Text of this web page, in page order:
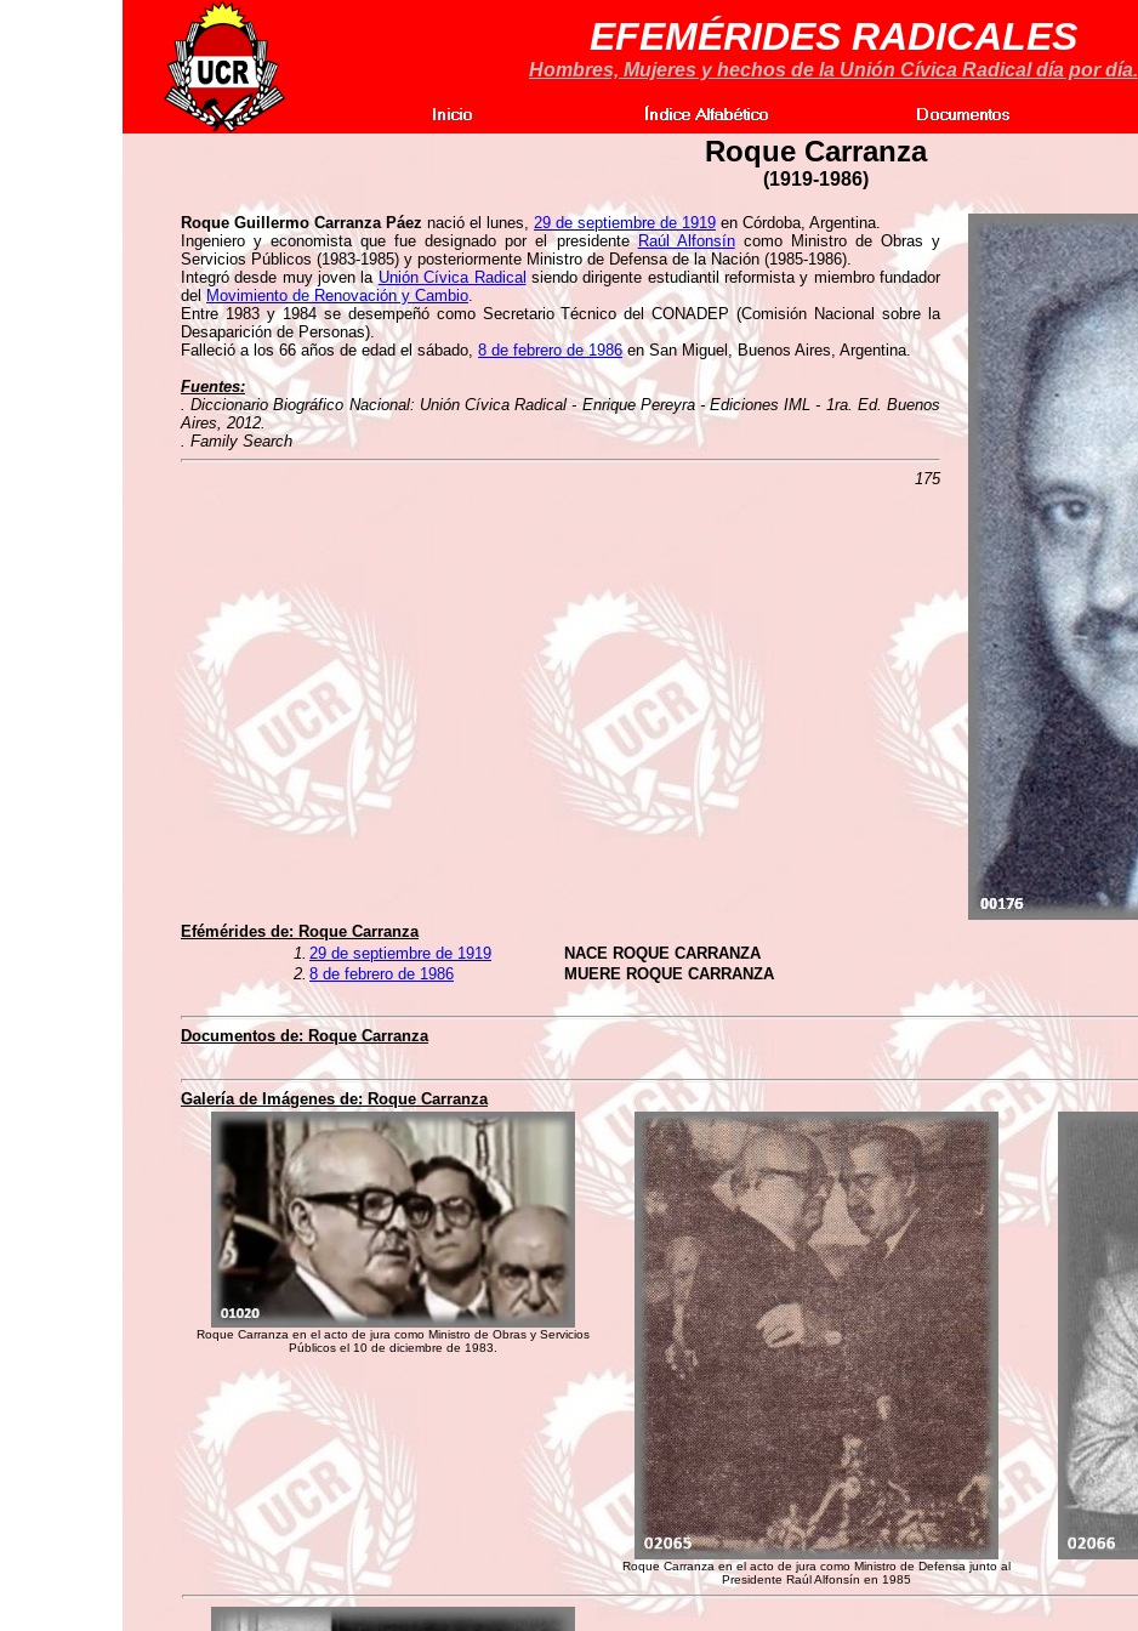
EFEMÉRIDES RADICALES
Hombres, Mujeres y hechos de la Unión Cívica Radical día por día.
Roque Carranza
(1919-1986)
Roque Guillermo Carranza Páez nació el lunes, 29 de septiembre de 1919 en Córdoba, Argentina.
Ingeniero y economista que fue designado por el presidente Raúl Alfonsíncomo Ministro de Obras y
Servicios Públicos (1983-1985) y posteriormente Ministro de Defensa de la Nación (1985-1986).
Integró desde muy joven laUnión Cívica Radical siendo dirigente estudiantil reformista y miembro fundador
delMovimiento de Renovación y Cambio.
Entre 1983 y 1984 se desempeñó como Secretario Técnico del CONADEP (Comisión Nacional sobre la
Desaparición de Personas).
Falleció a los 66 años de edad el sábado, 8 de febrero de 1986en San Miguel, Buenos Aires, Argentina.
Fuentes:
. Diccionario Biográfico Nacional: Unión Cívica Radical - Enrique Pereyra - Ediciones IML - 1ra. Ed. Buenos
Aires, 2012.
. Family Search
175
Efémérides de: Roque Carranza
1. 29 de septiembre de 1919
NACE ROQUE CARRANZA
2. 8 de febrero de 1986 MUERE ROQUE CARRANZA
Documentos de: Roque Carranza
Galería de Imágenes de: Roque Carranza
Roque Carranza en el acto de jura como Ministro de Obras y Servicios
Públicos el 10 de diciembre de 1983.
Roque Carranza en el acto de jura como Ministro de Defensa junto al
Presidente Raúl Alfonsín en 1985